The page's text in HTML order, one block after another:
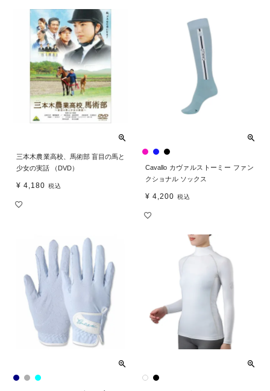
三本木農業高校、馬術部 盲目の馬と
少女の実話 （DVD）
¥ 4,180 税込
Cavallo カヴァルストーミー ファン
クショナル ソックス
¥ 4,200 税込